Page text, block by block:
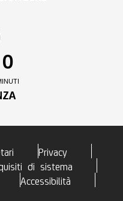
0
Privacy
di sistema
Accessibilità